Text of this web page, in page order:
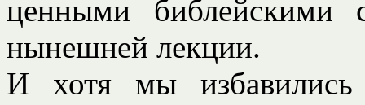
ценными библейскими
нынешней лекции.
И хотя мы избавились